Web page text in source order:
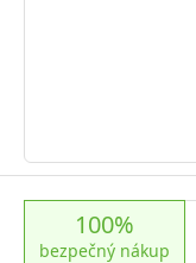
100%
bezpečný nákup